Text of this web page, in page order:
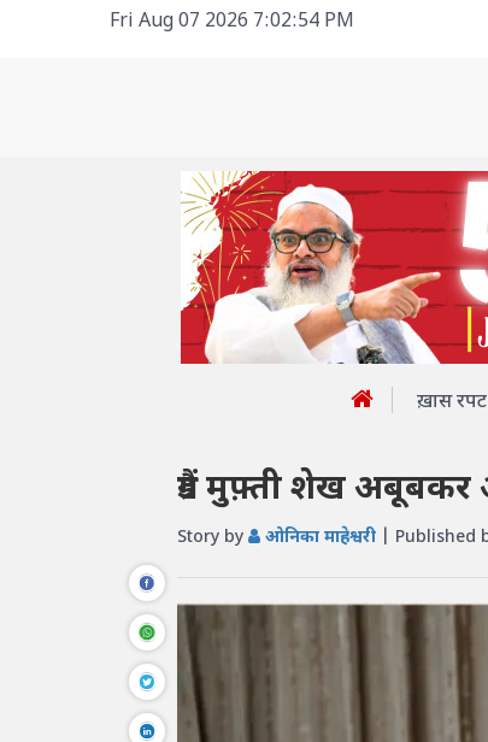
Fri Aug 07 2026 7:02:54 PM
ख़ास रपट
ग्रैंड मुफ़्ती शेख अबूबकर
Story by ओनिका माहेश्वरी | Published